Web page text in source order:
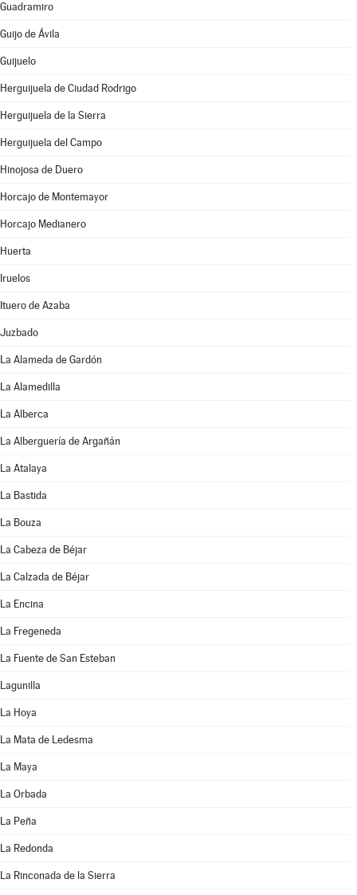
Guadramiro
Guijo de Ávila
Guijuelo
Herguijuela de Ciudad Rodrigo
Herguijuela de la Sierra
Herguijuela del Campo
Hinojosa de Duero
Horcajo de Montemayor
Horcajo Medianero
Huerta
Iruelos
Ituero de Azaba
Juzbado
La Alameda de Gardón
La Alamedilla
La Alberca
La Alberguería de Argañán
La Atalaya
La Bastida
La Bouza
La Cabeza de Béjar
La Calzada de Béjar
La Encina
La Fregeneda
La Fuente de San Esteban
Lagunilla
La Hoya
La Mata de Ledesma
La Maya
La Orbada
La Peña
La Redonda
La Rinconada de la Sierra